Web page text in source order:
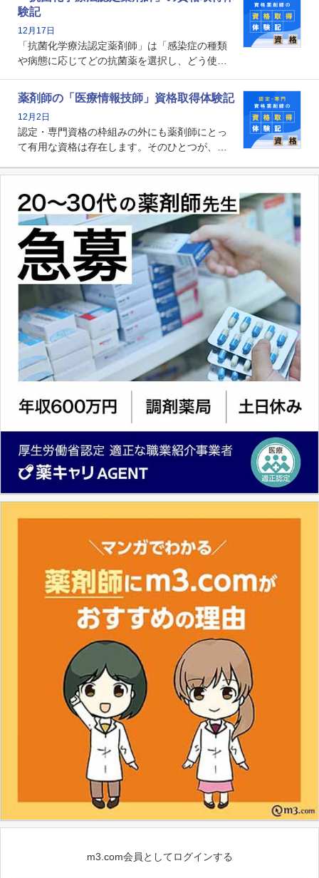
剤師の専門性を活かして高度化するがん医療に
貢献する姿は、今も病院薬剤師にとって一目置
かれる存在です。
験記
12月17日
「抗菌化学療法認定薬剤師」は「感染症の種類
や病態に応じてどの抗菌薬を選択し、どう使っ
る薬剤師です。現在、感染防止対策加算の施設
基準に専任の薬剤師配置が挙げられており、今
後は感染症領域で薬剤師に、より多くの役割が
求められる可能性もあります。
薬剤師の「医療情報技師」資格取得体験記
12月2日
認定・専門資格の枠組みの外にも薬剤師にとっ
て有用な資格は存在します。そのひとつが、
査データ、投薬歴など非常に多岐にわたる医療
データを利活用し、またシステム管理できるこ
とは、病院薬剤師を中心に大きな武器になりま
す。
m3.com会員としてログインする